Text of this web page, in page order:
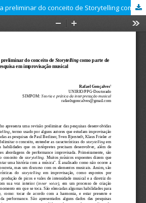
Revisão bibliográfica preliminar do conceito de Storytelling como parte de pesquisa em improvisação musical